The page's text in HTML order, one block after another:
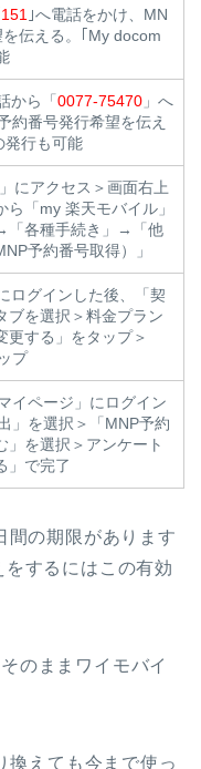
151 ｣へ電話をかけ、MN
伝える。｢My docom
から「 0077-75470 」へ
約番号発行希望を伝え
発行も可能
にアクセス＞画面右上
「my 楽天モバイル」
「各種手続き」→「他
予約番号取得）」
ログインした後、「契
ブを選択＞料金プラン
更する」をタップ＞
プ
イページ」にログイン
」を選択＞「MNP予約
」を選択＞アンケート
」で完了
間の期限があります
するにはこの有効
のままワイモバイ
換えても今まで使っ